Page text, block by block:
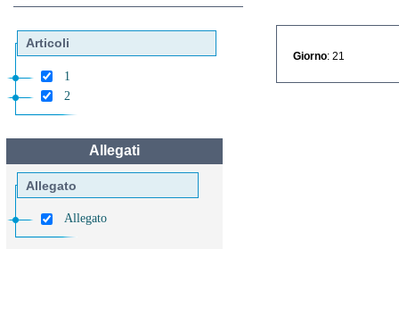
Articoli
1
2
Allegati
Allegato
Allegato
Giorno : 21